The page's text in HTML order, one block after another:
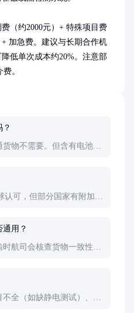
（约2000元）+ 特殊项目费
+ 加急费。建议与长期合作机
低单次成本约20%。注意部
。
物不需要。但含有电池、
可，但部分国家有附加要
用？
航司会核查货物一致性。
全（如缺静电测试）、包